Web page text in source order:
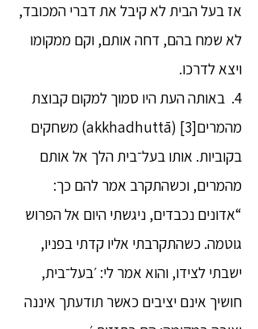
אז בעל הבית לא קיבל את דברי המכובד,
לא שמח בהם, דחה אותם, וקם ממקומו
ויצא לדרכו.
4. באותה העת היו סמוך למקום קבוצת
מהמרים[3] (akkhadhuttā) משחקים
בקוביות. אותו בעל־בית הלך אל אותם
מהמרים, וכשהתקרב אמר להם כך:
“אדונים נכבדים, ניגשתי היום אל הפרוש
גוטמה. כשהתקרבתי אליו קדתי בפניו,
ישבתי לצידו, והוא אמר לי: ׳בעל־בית,
חושיך אינם יציבים כאשר תודעתך איננה